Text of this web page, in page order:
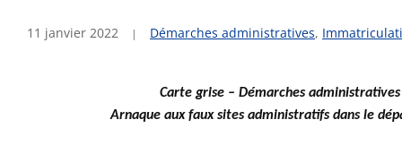
11 janvier 2022 Démarches administratives,
Carte grise – Démarches
Arnaque aux faux sites administratifs dans le